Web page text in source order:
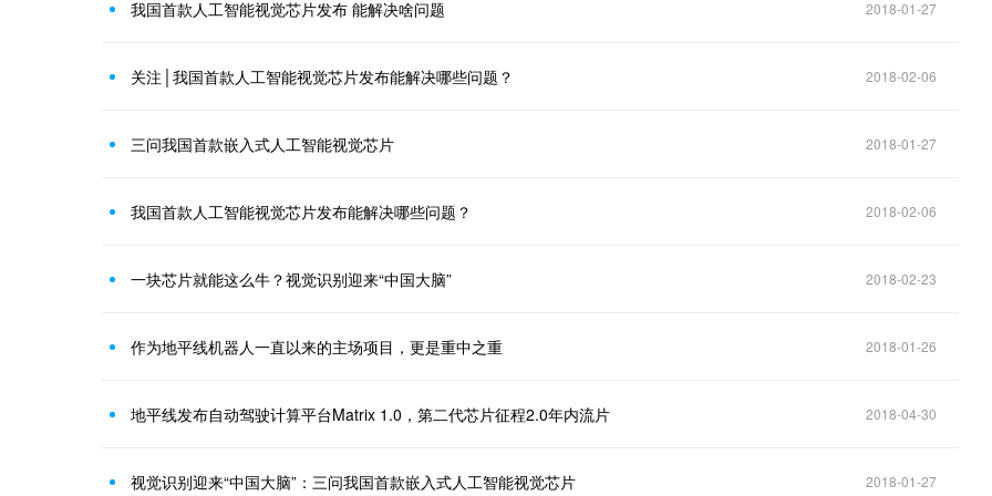
我国首款人工智能视觉芯片发布 能解决啥问题 2018-01-27
关注│我国首款人工智能视觉芯片发布能解决哪些问题？ 2018-02-06
三问我国首款嵌入式人工智能视觉芯片 2018-01-27
我国首款人工智能视觉芯片发布能解决哪些问题？ 2018-02-06
一块芯片就能这么牛？视觉识别迎来“中国大脑” 2018-02-23
作为地平线机器人一直以来的主场项目，更是重中之重 2018-01-26
地平线发布自动驾驶计算平台Matrix 1.0，第二代芯片征程2.0年内流片 2018-04-30
视觉识别迎来“中国大脑”：三问我国首款嵌入式人工智能视觉芯片 2018-01-27